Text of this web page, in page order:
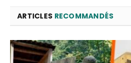
ARTICLES RECOMMANDÉS